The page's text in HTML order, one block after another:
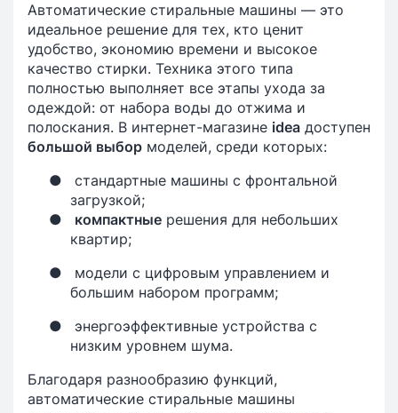
Автоматические стиральные машины — это
идеальное решение для тех, кто ценит
удобство, экономию времени и высокое
качество стирки. Техника этого типа
полностью выполняет все этапы ухода за
одеждой: от набора воды до отжима и
полоскания. В интернет-магазине idea доступен
большой выбор моделей, среди которых:
●
стандартные машины с фронтальной
загрузкой;
●
компактные решения для небольших
квартир;
●
модели с цифровым управлением и
большим набором программ;
●
энергоэффективные устройства с
низким уровнем шума.
Благодаря разнообразию функций,
автоматические стиральные машины